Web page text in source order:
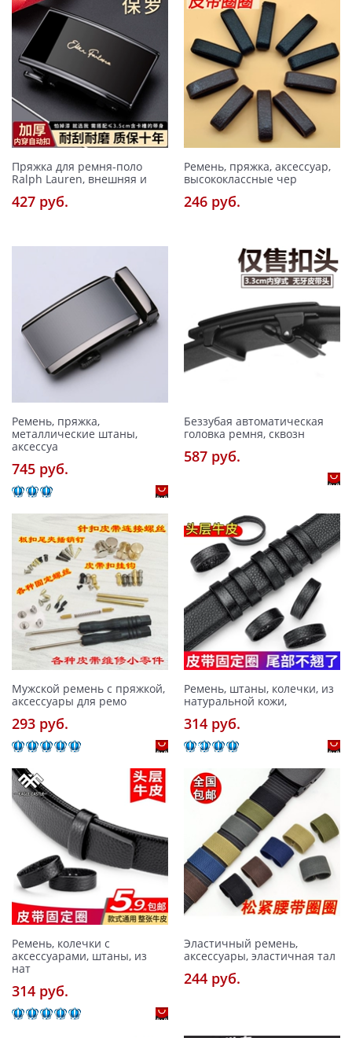
Пряжка для ремня-поло
Ralph Lauren, внешняя и
427 pуб.
Ремень, пряжка, аксессуар,
высококлассные чер
246 pуб.
Ремень, пряжка,
металлические штаны,
аксессуа
745 pуб.
Беззубая автоматическая
головка ремня, сквозн
587 pуб.
Мужской ремень с пряжкой,
аксессуары для ремо
293 pуб.
Ремень, штаны, колечки, из
натуральной кожи,
314 pуб.
Ремень, колечки с
аксессуарами, штаны, из
нат
314 pуб.
Эластичный ремень,
аксессуары, эластичная тал
244 pуб.